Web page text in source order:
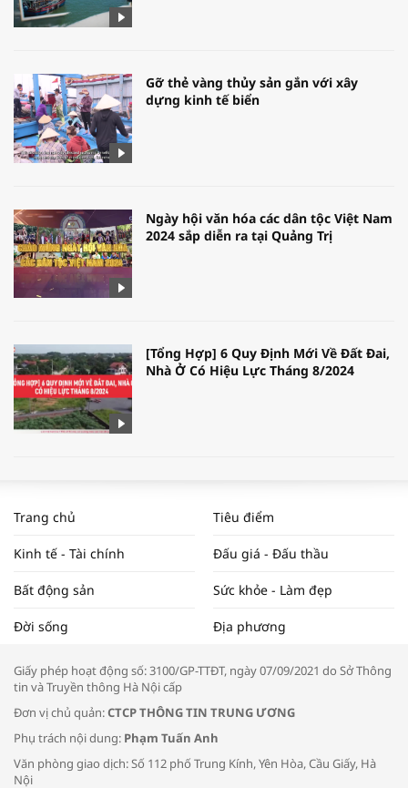
Gỡ thẻ vàng thủy sản gắn với xây
dựng kinh tế biển
Ngày hội văn hóa các dân tộc Việt Nam
2024 sắp diễn ra tại Quảng Trị
[Tổng Hợp] 6 Quy Định Mới Về Đất Đai,
Nhà Ở Có Hiệu Lực Tháng 8/2024
NAM NĂM 2024 VÀ NĂM 2025 | NHỊP
ĐẬP THỊ TRƯỜNG #62
Tọa đàm “Xúc tiến thương mại: Khơi
Bác sĩ tư vấn cách phòng tránh bệnh
đường hô hấp trong thời tiết giao mùa
Trang chủ Tiêu điểm
Kinh tế - Tài chính Đấu giá - Đấu thầu
Bất động sản Sức khỏe - Làm đẹp
Đời sống Địa phương
Giấy phép hoạt động số: 3100/GP-TTĐT, ngày 07/09/2021 do Sở Thông
tin và Truyền thông Hà Nội cấp
Đơn vị chủ quản:CTCP THÔNG TIN TRUNG ƯƠNG
Phụ trách nội dung: Phạm Tuấn Anh
Văn phòng giao dịch: Số 112 phố Trung Kính, Yên Hòa, Cầu Giấy, Hà
Nội